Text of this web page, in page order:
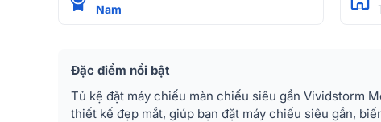
Nam
Đặc điểm nổi bật
Tủ kệ đặt máy chiếu màn chiếu siêu gần Vividstorm
thiết kế đẹp mắt, giúp bạn đặt máy chiếu siêu gần,